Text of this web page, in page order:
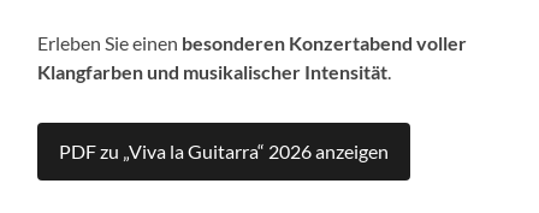
Erleben Sie einen besonderen Konzertabend voller
Klangfarben und musikalischer Intensität.
PDF zu „Viva la Guitarra“ 2026 anzeigen